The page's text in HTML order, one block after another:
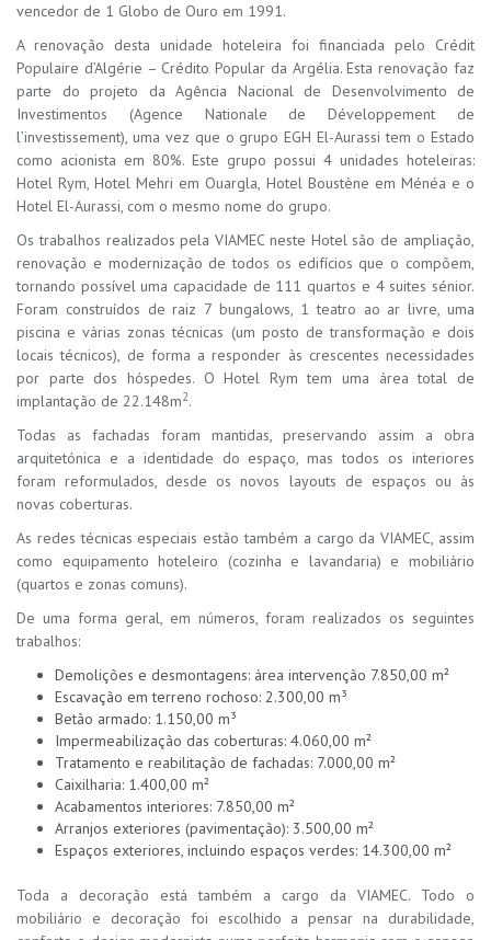
vencedor de 1 Globo de Ouro em 1991.
A renovação desta unidade hoteleira foi financiada pelo Crédit
Populaire d’Algérie – Crédito Popular da Argélia. Esta renovação faz
parte do projeto da Agência Nacional de Desenvolvimento de
Investimentos (Agence Nationale de Développement de
l’investissement), uma vez que o grupo EGH El-Aurassi tem o Estado
como acionista em 80%. Este grupo possui 4 unidades hoteleiras:
Hotel Rym, Hotel Mehri em Ouargla, Hotel Boustène em Ménéa e o
Hotel El-Aurassi, com o mesmo nome do grupo.
Os trabalhos realizados pela VIAMEC neste Hotel são de ampliação,
renovação e modernização de todos os edifícios que o compõem,
tornando possível uma capacidade de 111 quartos e 4 suites sénior.
Foram construídos de raiz 7 bungalows, 1 teatro ao ar livre, uma
piscina e várias zonas técnicas (um posto de transformação e dois
locais técnicos), de forma a responder às crescentes necessidades
por parte dos hóspedes. O Hotel Rym tem uma área total de
implantação de 22.148m2.
Todas as fachadas foram mantidas, preservando assim a obra
arquitetónica e a identidade do espaço, mas todos os interiores
foram reformulados, desde os novos layouts de espaços ou às
novas coberturas.
As redes técnicas especiais estão também a cargo da VIAMEC, assim
como equipamento hoteleiro (cozinha e lavandaria) e mobiliário
(quartos e zonas comuns).
De uma forma geral, em números, foram realizados os seguintes
trabalhos:
Demolições e desmontagens: área intervenção 7.850,00 m²
Escavação em terreno rochoso: 2.300,00 m³
Betão armado: 1.150,00 m³
Impermeabilização das coberturas: 4.060,00 m²
Tratamento e reabilitação de fachadas: 7.000,00 m²
Caixilharia: 1.400,00 m²
Acabamentos interiores: 7.850,00 m²
Arranjos exteriores (pavimentação): 3.500,00 m²
Espaços exteriores, incluindo espaços verdes: 14.300,00 m²
Toda a decoração está também a cargo da VIAMEC. Todo o
mobiliário e decoração foi escolhido a pensar na durabilidade,